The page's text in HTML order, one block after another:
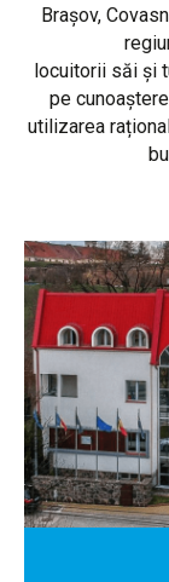
Brașov,
locuitorii săi și
pe
utilizarea